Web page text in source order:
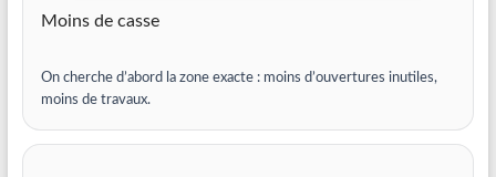
Moins de casse
On cherche d’abord la zone exacte : moins d’ouvertures inutiles,
moins de travaux.